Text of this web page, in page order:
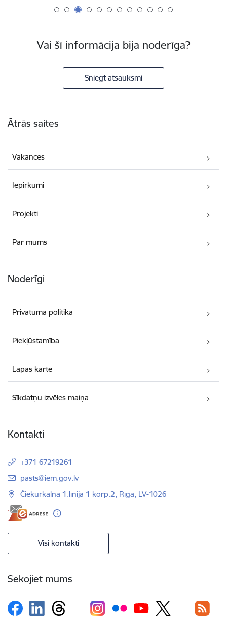
Vai šī informācija bija noderīga?
Sniegt atsauksmi
Ātrās saites
Vakances
Iepirkumi
Projekti
Par mums
Noderīgi
Privātuma politika
Piekļūstamība
Lapas karte
Sīkdatņu izvēles maiņa
Kontakti
+371 67219261
E-pasts:
pasts@iem.gov.lv
Čiekurkalna 1.līnija 1 korp.2, Rīga, LV-1026
Visi kontakti
Sekojiet mums